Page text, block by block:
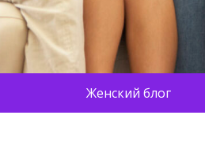
Женский блог